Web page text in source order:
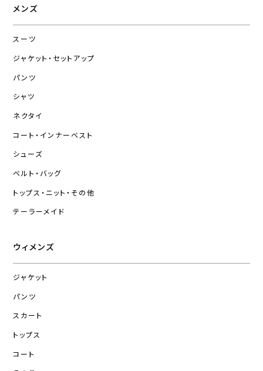
メンズ
スーツ
ジャケット・セットアップ
パンツ
シャツ
ネクタイ
コート・インナーベスト
シューズ
ベルト・バッグ
トップス・ニット・その他
テーラーメイド
ウィメンズ
ジャケット
パンツ
スカート
トップス
コート